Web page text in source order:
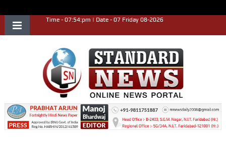
Time - 07:54:pm | Date - 07 Friday 08-2026